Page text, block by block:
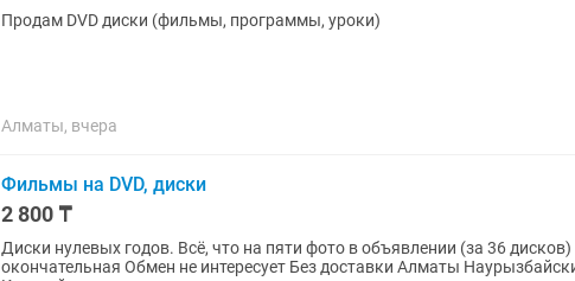
Продам DVD диски (фильмы, программы, уроки)
Алматы, вчера
Фильмы на DVD, диски
2 800 ₸
Диски нулевых годов. Всё, что на пяти фото в объявлении (за 36
окончательная Обмен не интересует Без доставки Алматы